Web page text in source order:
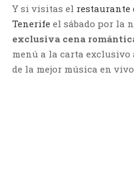
Y si visitas el restaurante
Tenerife el sábado por la
exclusiva cena
menú a la carta exclusivo
de la mejor música en vivo.